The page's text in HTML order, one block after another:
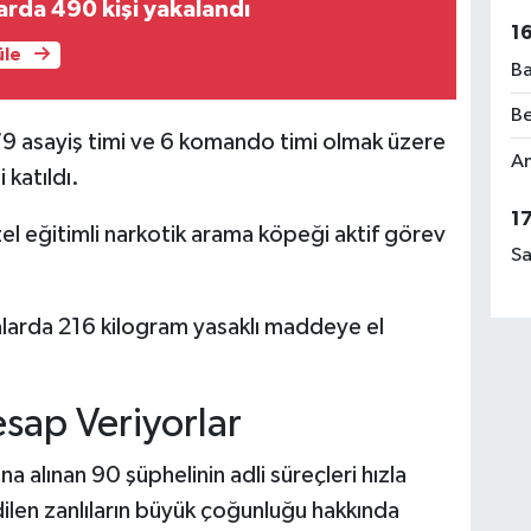
490 kişi yakalandı
asayiş timi ve 6 komando timi olmak üzere
eğitimli narkotik arama köpeği aktif görev
216 kilogram yasaklı maddeye el
Veriyorlar
alınan 90 şüphelinin adli süreçleri hızla
zanlıların büyük çoğunluğu hakkında